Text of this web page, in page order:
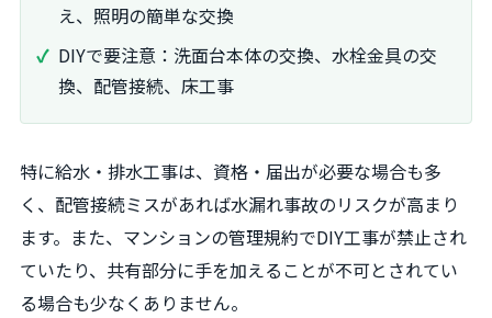
え、照明の簡単な交換
DIYで要注意：洗面台本体の交換、水栓金具の交
換、配管接続、床工事
特に給水・排水工事は、資格・届出が必要な場合も多
く、配管接続ミスがあれば水漏れ事故のリスクが高まり
ます。また、マンションの管理規約でDIY工事が禁止され
ていたり、共有部分に手を加えることが不可とされてい
る場合も少なくありません。